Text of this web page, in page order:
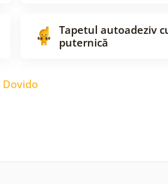
Tapetul autoadeziv
puternică
Dovido